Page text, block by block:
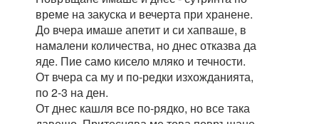
време на закуска и вечерта при хранене.
До вчера имаше апетит и си хапваше, в
намалени количества, но днес отказва да
яде. Пие само кисело мляко и течности.
От вчера са му и по-редки изхожданията,
по 2-3 на ден.
От днес кашля все по-рядко, но все така